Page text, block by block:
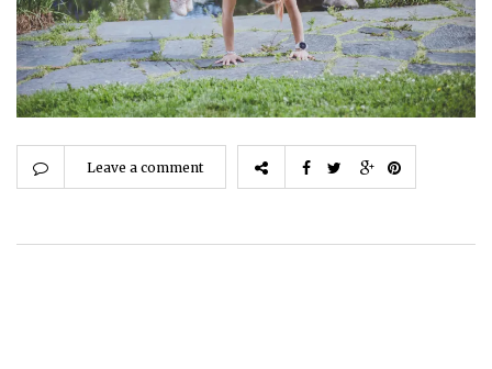
Leave a comment